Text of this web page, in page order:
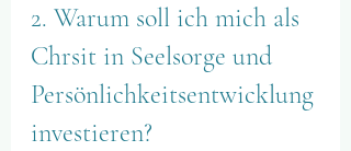
2. Warum soll ich mich als
Chrsit in Seelsorge und
Persönlichkeitsentwicklung
investieren?